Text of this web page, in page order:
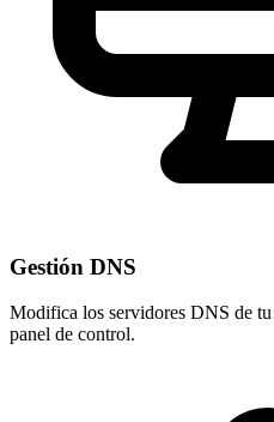
Gestión DNS
Modifica los servidores DNS de
panel de control.